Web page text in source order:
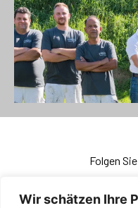
Wir schätzen Ihre
Folgen